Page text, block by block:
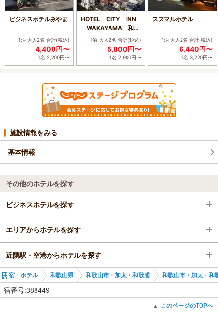
ビジネスホテルみやま
1泊 大人2名 合計(税込)
4,400円〜
1名 2,200円〜
HOTEL CITY INN
WAKAYAMA 和歌
山駅前1泊 大人2名 合計(税込)
5,800円〜
1名 2,900円〜
スズマルホテル
1泊 大人2名 合計(税込)
6,440円〜
1名 3,220円〜
施設情報をみる
基本情報
その他のホテルを探す
ビジネスホテルを探す
和歌山県
和歌山市・加太・和歌浦
和歌山駅
エリアからホテルを探す
和歌山県
和歌山市・加太・和歌浦
近隣駅・空港からホテルを探す
和歌山駅
宿・ホテル 和歌山県 和歌山市・加太・和歌浦 和歌山市・加太・和
宿番号:388449
▲ このページのTOPへ